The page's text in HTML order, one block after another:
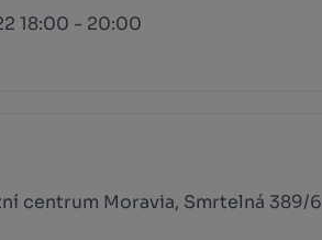
18:00 - 20:00
centrum Moravia, Smrtelná 389/6